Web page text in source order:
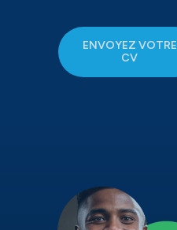
ENVOYEZ VOTRE
CV